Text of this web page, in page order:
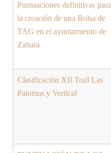
Puntuaciones definitivas para
la creación de una Bolsa de
TAG en el ayuntamiento de
Zahara
Clasificación XII Trail Las
Palomas y Vertical